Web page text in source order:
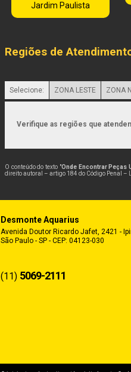
Jardim Paulista
Regiões de
Selecione: ZONA LESTE ZONA
Verifique as regiões que
O conteúdo do texto "Onde Encontrar Peças
direito autoral – artigo 184 do Código Penal –
Desmonte Aquarius
Avenida Doutor Ricardo Jafet, 2421 -
São Paulo - SP - CEP: 04123-030
(11) 5069-2111